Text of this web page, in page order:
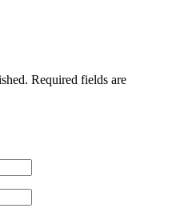
Required fields are